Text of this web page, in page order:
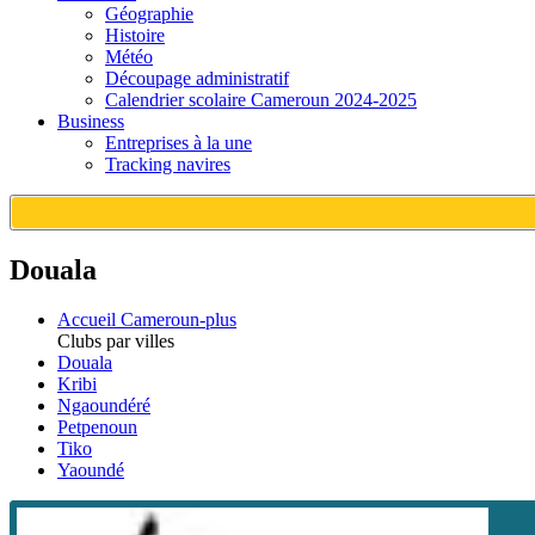
Géographie
Histoire
Météo
Découpage administratif
Calendrier scolaire Cameroun 2024-2025
Business
Entreprises à la une
Tracking navires
Douala
Accueil Cameroun-plus
Clubs par villes
Douala
Kribi
Ngaoundéré
Petpenoun
Tiko
Yaoundé